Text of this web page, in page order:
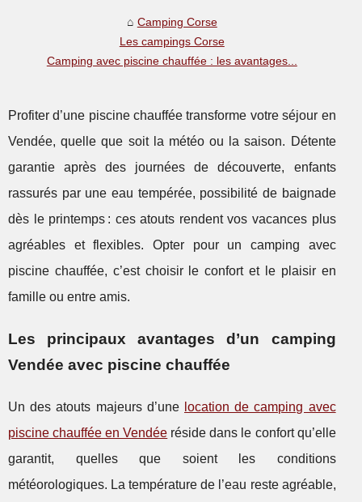
Camping Corse
Les campings Corse
Camping avec piscine chauffée : les avantages...
Profiter d’une piscine chauffée transforme votre séjour en
Vendée, quelle que soit la météo ou la saison. Détente
garantie après des journées de découverte, enfants
rassurés par une eau tempérée, possibilité de baignade
dès le printemps : ces atouts rendent vos vacances plus
agréables et flexibles. Opter pour un camping avec
piscine chauffée, c’est choisir le confort et le plaisir en
famille ou entre amis.
Les principaux avantages d’un camping
Vendée avec piscine chauffée
Un des atouts majeurs d’une location de camping avec
piscine chauffée en Vendée réside dans le confort qu’elle
garantit, quelles que soient les conditions
météorologiques. La température de l’eau reste agréable,